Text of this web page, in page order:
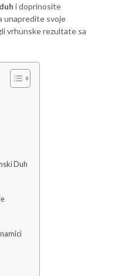
i doprinosite
unapredite svoje
vrhunske rezultate sa
Duh